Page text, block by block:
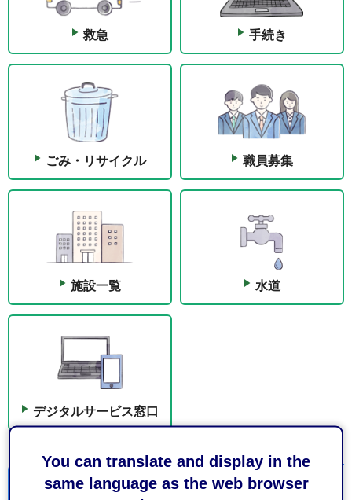
You can translate and display in the
same language as the web browser
救急 手続き
ごみ・リサイクル 職員募集
施設一覧 水道
デジタルサービス窓口
便利ガイド（駿河区）